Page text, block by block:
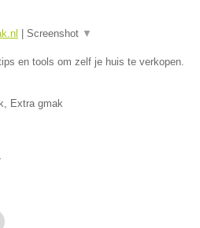
Screenshot ▼
en tools om zelf je huis te verkopen.
Extra gmak